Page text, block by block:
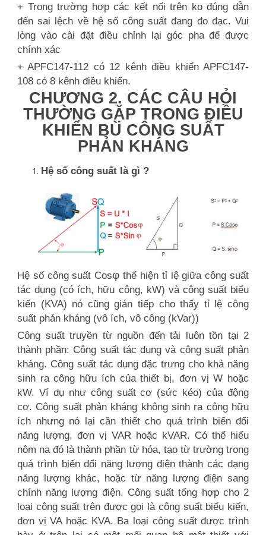
+ Trong trường hợp các kết nối trên ko đúng dẫn
đến sai lệch về hệ số công suất đang đo đạc. Vui
lòng vào cài đặt điều chỉnh lại góc pha để được
chính xác
+ APFC147-112 có 12 kênh điều khiển APFC147-
108 có 8 kênh điều khiển.
CHƯƠNG 2. CÁC CÂU HỎI
THƯỜNG GẶP TRONG ĐIỀU
KHIỂN BÙ CÔNG SUẤT
PHẢN KHÁNG
Hệ số công suất là gì ?
Hệ số công suất Cosφthể hiện tỉ lệ giữa công suất
tác dụng (có ích, hữu công, kW) và công suất biểu
kiến (KVA) nó cũng gián tiếp cho thấy tỉ lệ công
suất phản kháng (vô ích, vô công (kVar))
Công suất truyền từ nguồn đến tải luôn tồn tại 2
thành phần: Công suất tác dụng và công suất phản
kháng. Công suất tác dụng đặc trưng cho khả năng
sinh ra công hữu ích của thiết bị, đơn vị W hoặc
kW. Ví dụ như công suất cơ (sức kéo) của động
cơ. Công suất phản kháng không sinh ra công hữu
ích nhưng nó lại cần thiết cho quá trình biến đổi
năng lượng, đơn vị VAR hoặc kVAR. Có thể hiểu
nôm na đó là thành phần từ hóa, tạo từ trường trong
quá trình biến đổi năng lượng điện thành các dạng
năng lượng khác, hoặc từ năng lượng điện sang
chính năng lượng điện. Công suất tổng hợp cho 2
loại công suất trên được gọi là công suất biểu kiến,
đơn vị VA hoặc KVA. Ba loại công suất được trình